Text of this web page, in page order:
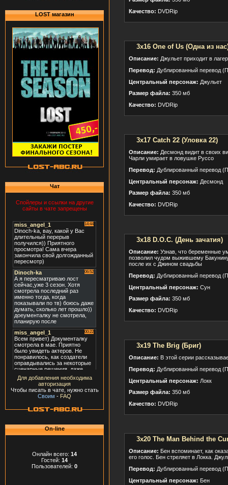
LOST магазин
Чат
Спойлеры и ссылки на другие
сайты в чате запрещены
Для добавления необходима
авторизация
Чтобы писать в чате, нужно стать
Своим - FAQ
On-line
Онлайн всего: 14
Гостей: 14
Пользователей: 0
Качество: DVDRip
3x16 One of Us (Одна из
Описание: Джульет приходит в
Перевод: Дублированный перевод
Центральный персонаж: Джульет
Размер файла: 350 мб
Качество: DVDRip
3x17 Catch 22 (Уловка 22)
Описание: Десмонд видит в своих
Чарли умирает в ловушке Руссо
Перевод: Дублированный перевод
Центральный персонаж: Десмонд
Размер файла: 350 мб
Качество: DVDRip
3x18 D.O.C. (День зачатия)
Описание: Узнав, что беременные
позволил чудом выжившему
после их с Джином свадьбы
Перевод: Дублированный перевод
Центральный персонаж: Сун
Размер файла: 350 мб
Качество: DVDRip
3x19 The Brig (Бриг)
Описание: В этой серии
Перевод: Дублированный перевод
Центральный персонаж: Локк
Размер файла: 350 мб
Качество: DVDRip
3x20 The Man Behind the
Описание: Бен вспоминает, как
его голос. Бен стреляет в Локка.
Перевод: Дублированный перевод
Центральный персонаж: Бен